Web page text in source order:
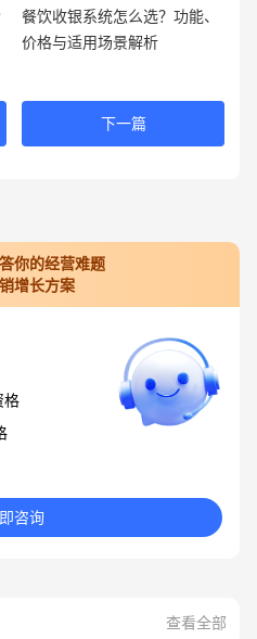
餐饮收银系统怎么选？功能、
价格与适用场景解析
下一篇
你的经营难题
增长方案
格
咨询
查看全部